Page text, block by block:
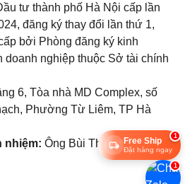
tư thành phố Hà Nội cấp lần
đăng ký thay đổi lần thứ 1,
bởi Phòng đăng ký kinh
doanh nghiệp thuộc Sở tài chính
6, Tòa nhà MD Complex, số
Phường Từ Liêm, TP Hà
nhiệm: Ông Bùi Thọ Anh
1
Free Ship
Đặt hàng ngay
1